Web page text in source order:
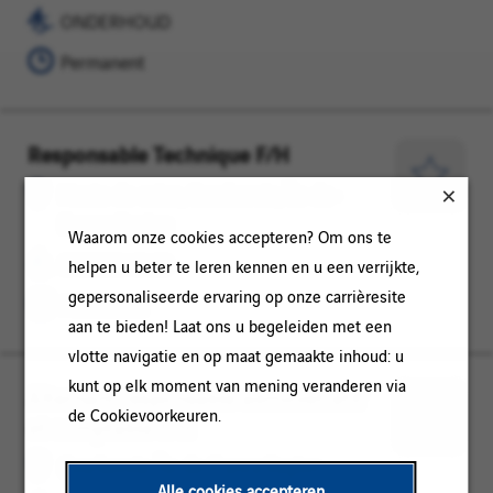
Waarom onze cookies accepteren? Om ons te
helpen u beter te leren kennen en u een verrijkte,
gepersonaliseerde ervaring op onze carrièresite
aan te bieden! Laat ons u begeleiden met een
vlotte navigatie en op maat gemaakte inhoud: u
kunt op elk moment van mening veranderen via
de Cookievoorkeuren.
RegionONDERHOUD
Permanent
Responsable Technique F/H
Hauts-
de-
Courbevoie,
France
Region
ONDERHOUD
ONDERHOUD
Permanent
Opslaan
Alternant responsable administratif
et comptable F/H
Courbevoie, Île-de-France Region
Courbevoie,
FINANCE
ACCOUNTING